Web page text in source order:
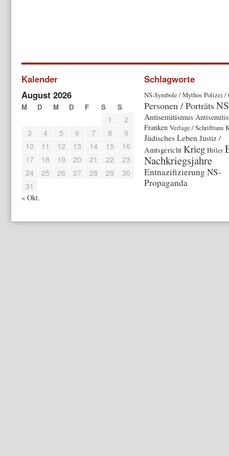
Kalender
August 2026
M D M D F S S
1
2
3
4 5 6 7 8
9
10
11 12 13 14 15
16
17
18 19 20 21 22
23
24
25 26 27 28 29
30
31
« Okt.
Schlagworte
NS-Symbole / Mythos Polizei /
Personen / Porträts
Antisemitismus
Franken Verlage / Schrifttum
Jüdisches Leben Justiz /
Amtsgericht Krieg Hitler
Nachkriegsjahre
Entnazifizierung NS-
Propaganda